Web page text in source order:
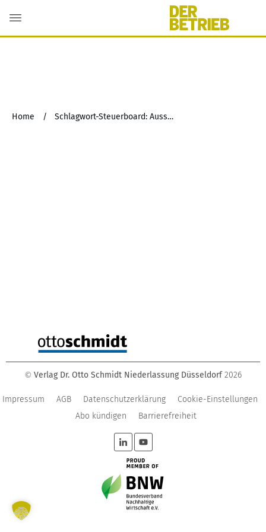
Home / Schlagwort-Steuerboard: Ausschüttung
© Verlag Dr. Otto Schmidt Niederlassung Düsseldorf 2026
Impressum AGB Datenschutzerklärung
Cookie-Einstellungen
Abo kündigen
Barrierefreiheit